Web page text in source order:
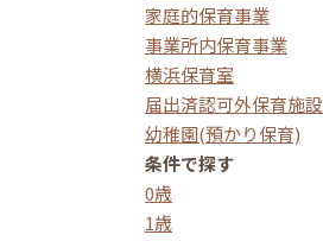
家庭的保育事業
事業所内保育事業
横浜保育室
届出済認可外保育施設
幼稚園(預かり保育)
条件で探す
0歳
1歳